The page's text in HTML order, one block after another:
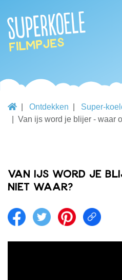
Superkoele
filmpjes
Ontdekken
Super-
Van ijs word je blijer - waar
Van ijs word je
niet waar?
Share on facebook
Share on twitter
Share onShare